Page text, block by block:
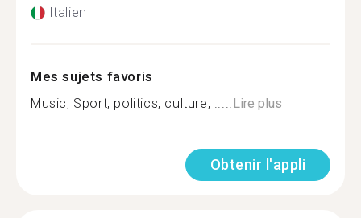
Italien
Mes sujets favoris
Music, Sport, politics, culture, .....Lire plus
Obtenir l'appli